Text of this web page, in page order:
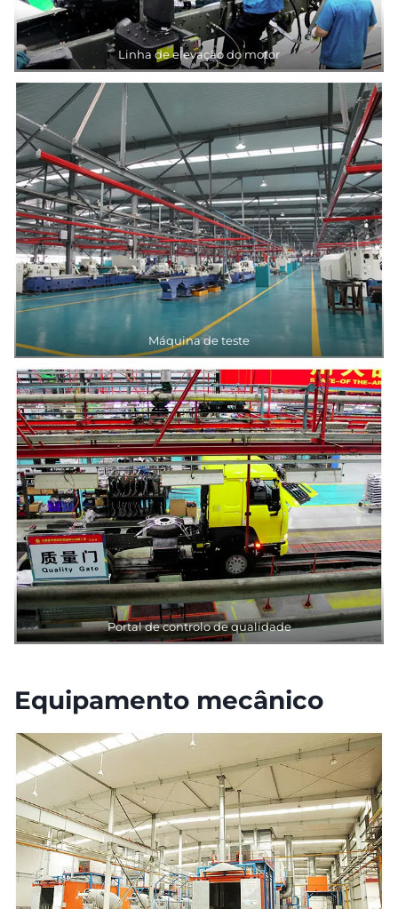
Linha de elevação do motor
Máquina de teste
Portal de controlo de qualidade
Equipamento mecânico